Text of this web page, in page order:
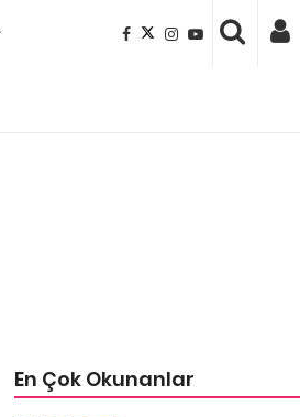
En Çok Okunanlar